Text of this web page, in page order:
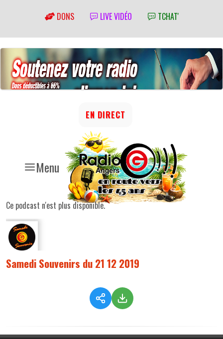
DONS LIVE VIDÉO TCHAT'
Menu
EN DIRECT
Ce podcast n'est plus disponible.
Samedi Souvenirs du 21 12 2019